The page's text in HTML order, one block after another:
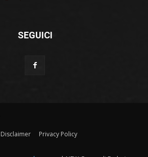
SEGUICI
Disclaimer Privacy Policy